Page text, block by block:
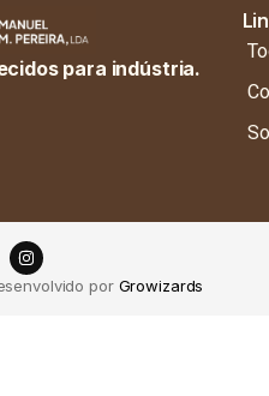
para indústria.
por Growizards